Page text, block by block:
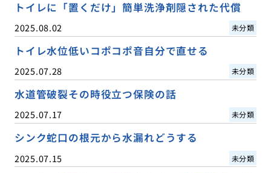
トイレに「置くだけ」簡単洗浄剤隠された代償
2025.08.02 未分類
トイレ水位低いコポコポ音自分で直せる
2025.07.28 未分類
水道管破裂その時役立つ保険の話
2025.07.17 未分類
シンク蛇口の根元から水漏れどうする
2025.07.15 未分類